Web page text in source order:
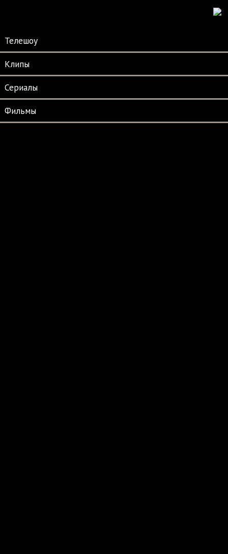
Телешоу
Клипы
Сериалы
Фильмы